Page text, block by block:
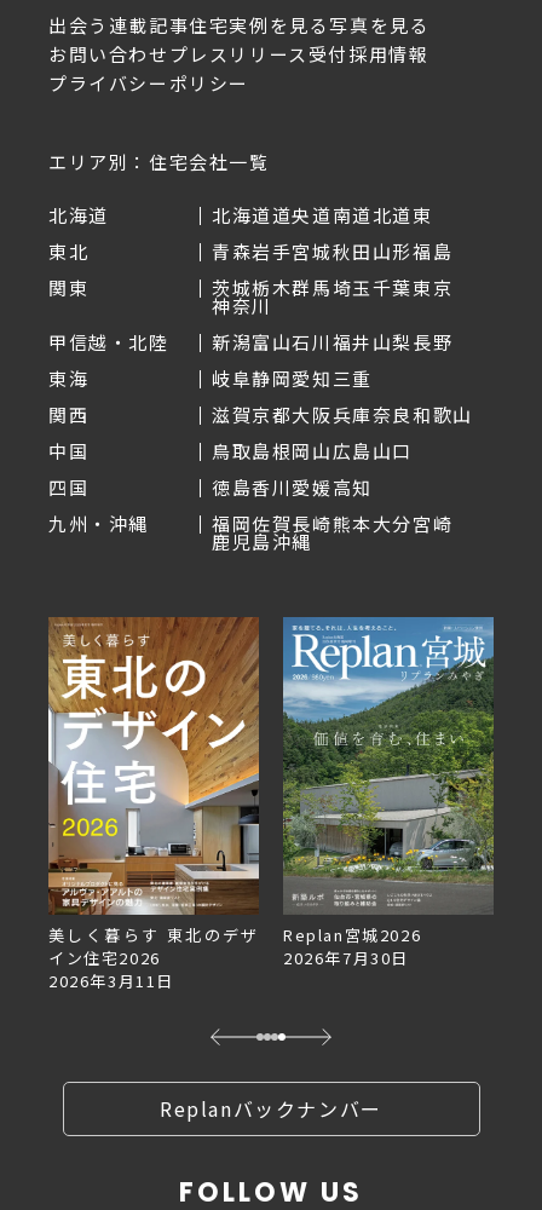
出会う 連載記事住宅実例を見る写真を見る
お問い合わせ プレスリリース受付採用情報
プライバシーポリシー
エリア別：住宅会社一覧
北海道 北海道道央道南道北道東
東北
青森岩手宮城秋田山形福島
関東
茨城栃木群馬埼玉千葉東京
神奈川
甲信越・北陸
新潟富山石川福井山梨長野
東海
岐阜静岡愛知三重
関西
滋賀京都大阪兵庫奈良和歌山
中国
鳥取島根岡山広島山口
四国
徳島香川愛媛高知
九州・沖縄
福岡佐賀長崎熊本大分宮崎
鹿児島沖縄
美しく暮らす 東北のデザ
イン住宅2026
2026年3月11日
Replan宮城2026
2026年7月30日
Replanバックナンバー
FOLLOW US